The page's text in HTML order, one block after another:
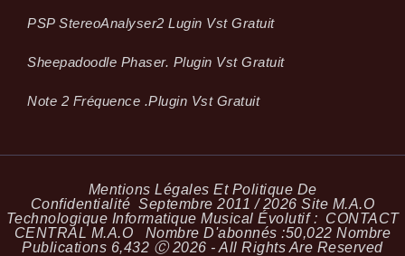
PSP StereoAnalyser2 Lugin Vst Gratuit
Sheepadoodle Phaser. Plugin Vst Gratuit
Note 2 Fréquence .plugin Vst Gratuit
Mentions Légales Et Politique De
Confidentialité Septembre 2011 / 2026 Site M.A.O
Technologique Informatique Musical Évolutif : CONTACT
CENTRAL M.A.O Nombre D'abonnés :50,022 Nombre
Publications 6,432 Ⓒ 2026 - All Rights Are Reserved